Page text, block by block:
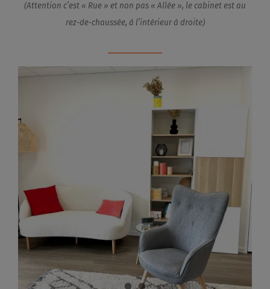
(Attention c’est « Rue » et non pas « Allée », le cabinet est au
rez-de-chaussée, à l’intérieur à droite)